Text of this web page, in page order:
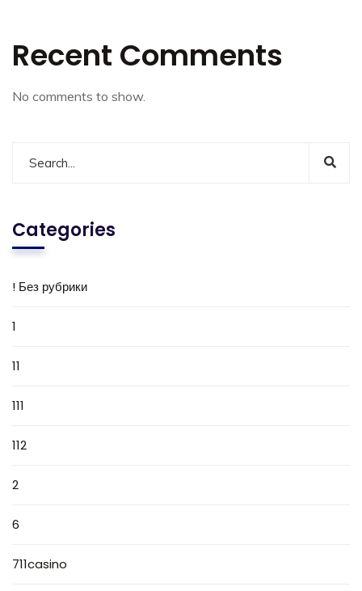
Recent Comments
No comments to show.
Categories
! Без рубрики
1
11
111
112
2
6
711casino